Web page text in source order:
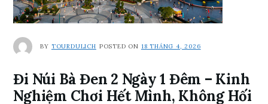
BY TOURDULICH POSTED ON 18 THÁNG 4, 2026
Đi Núi Bà Đen 2 Ngày 1 Đêm – Kinh
Nghiệm Chơi Hết Mình, Không Hối